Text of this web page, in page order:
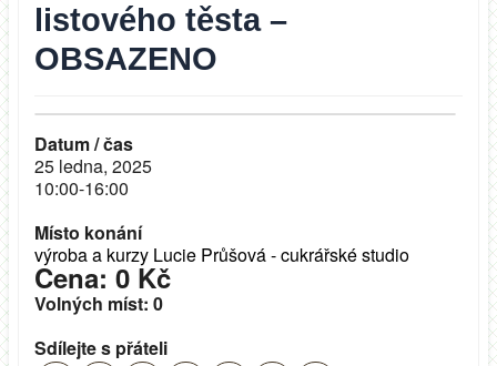
listového těsta –
OBSAZENO
Datum / čas
25 ledna, 2025
10:00-16:00
Místo konání
výroba a kurzy Lucie Průšová - cukrářské studio
Cena: 0 Kč
Volných míst: 0
Sdílejte s přáteli